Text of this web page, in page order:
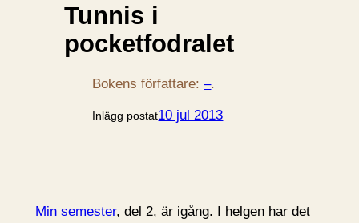
Tunnis i
pocketfodralet
Bokens författare:–.
Inlägg postat10 jul 2013
Min semester, del 2, är igång. I helgen har det